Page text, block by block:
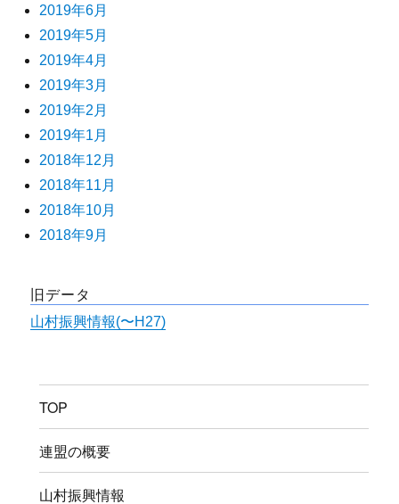
2019年6月
2019年5月
2019年4月
2019年3月
2019年2月
2019年1月
2018年12月
2018年11月
2018年10月
2018年9月
旧データ
山村振興情報(〜H27)
TOP
連盟の概要
山村振興情報